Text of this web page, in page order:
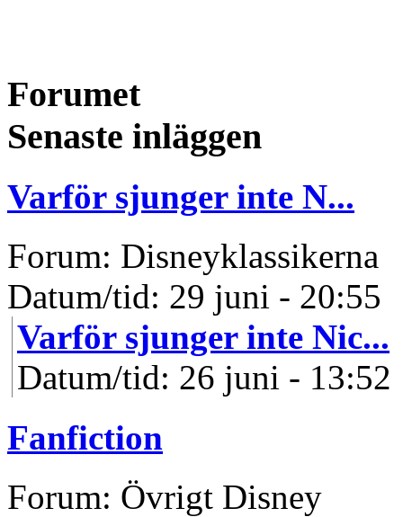
Forumet
Senaste inläggen
Varför sjunger inte N...
Forum: Disneyklassikerna
Datum/tid: 29 juni - 20:55
Varför sjunger inte Nic...
Datum/tid: 26 juni - 13:52
Fanfiction
Forum: Övrigt Disney